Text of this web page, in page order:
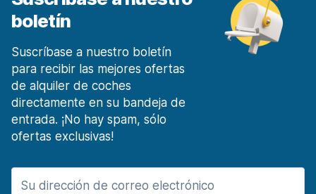
Málaga Estación de tren
desde 14,97 € al día
Marbella
135 ofertas en 3 lugares
Murcia
190 ofertas en 4 lugares
Región de Murcia Aeropuerto Internacional
desde 17,14 € al día
Oviedo
90 ofertas en 2 lugares
boletín
Suscríbase a nuestro boletín
para recibir las mejores ofertas
de alquiler de coches
directamente en su bandeja de
entrada. ¡No hay spam, sólo
ofertas exclusivas!